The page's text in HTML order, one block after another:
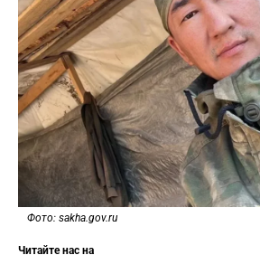
Фото: sakha.gov.ru
Читайте нас на